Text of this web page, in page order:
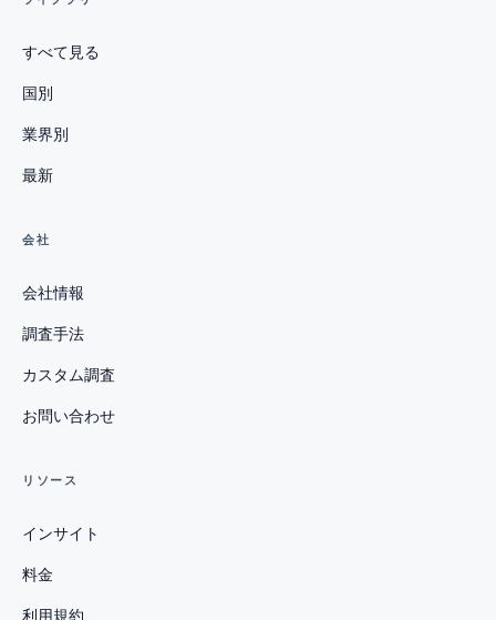
すべて見る
国別
業界別
最新
会社
会社情報
調査手法
カスタム調査
お問い合わせ
リソース
インサイト
料金
利用規約